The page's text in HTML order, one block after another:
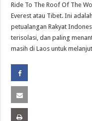
Ride To The Roof Of The
Everest atau Tibet. Ini
petualangan Rakyat
terisolasi, dan paling
masih di Laos untuk